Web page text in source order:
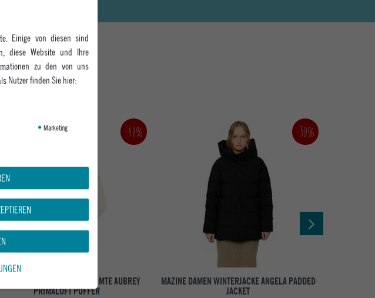
GEFALLEN
-48%
DAMEN WINTERJACKE 105 MTE AUBREY
PRIMALOFT PUFFER
-50%
MAZINE DAMEN WINTERJACKE ANGELA PADDED
JACKET
Einige von diesen sind
diese Website und Ihre
zu den von uns
Nutzer finden Sie hier:
Marketing